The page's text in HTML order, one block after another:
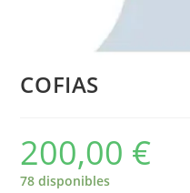
COFIAS
200,00 €
78 disponibles